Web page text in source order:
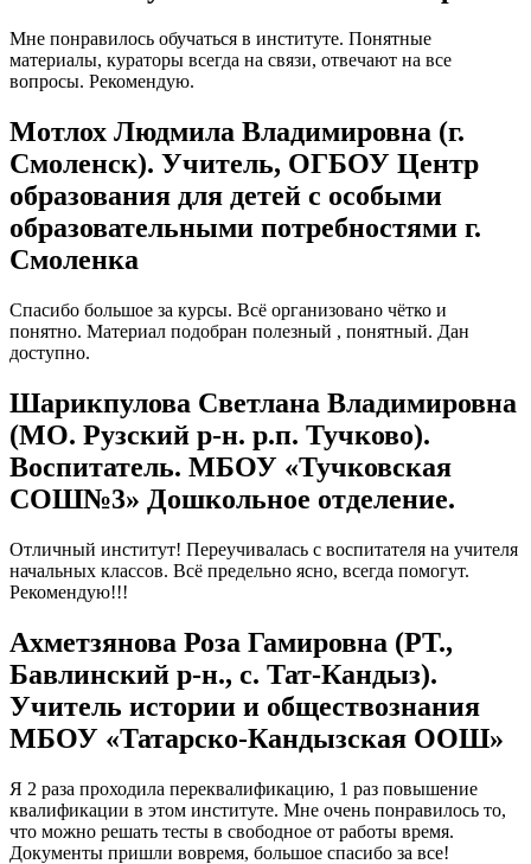
Мне понравилось обучаться в институте. Понятные
материалы, кураторы всегда на связи, отвечают на все
вопросы. Рекомендую.
Мотлох Людмила Владимировна (г.
Смоленск). Учитель, ОГБОУ Центр
образования для детей с особыми
образовательными потребностями г.
Смоленка
Спасибо большое за курсы. Всё организовано чётко и
понятно. Материал подобран полезный , понятный. Дан
доступно.
Шарикпулова Светлана Владимировна
(МО. Рузский р-н. р.п. Тучково).
Воспитатель. МБОУ «Тучковская
СОШ№3» Дошкольное отделение.
Отличный институт! Переучивалась с воспитателя на учителя
начальных классов. Всё предельно ясно, всегда помогут.
Рекомендую!!!
Ахметзянова Роза Гамировна (РТ.,
Бавлинский р-н., с. Тат-Кандыз).
Учитель истории и обществознания
МБОУ «Татарско-Кандызская ООШ»
Я 2 раза проходила переквалификацию, 1 раз повышение
квалификации в этом институте. Мне очень понравилось то,
что можно решать тесты в свободное от работы время.
Документы пришли вовремя, большое спасибо за все!